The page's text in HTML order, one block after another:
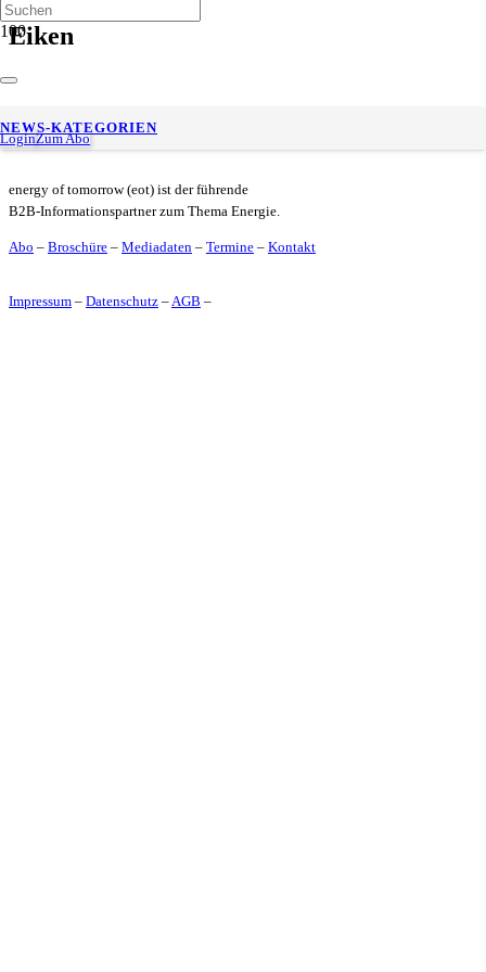
LoginZum Abo
NEWS-KATEGORIEN
Eiken
Westfalen erweitert Abfüllwerk in Eiken
energy of tomorrow (eot) ist der führende
B2B-Informationspartner zum Thema Energie.
Abo – Broschüre – Mediadaten – Termine – Kontakt
Impressum – Datenschutz –AGB –